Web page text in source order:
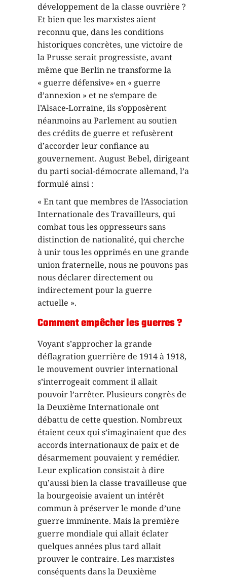
développement de la classe ouvrière ?
Et bien que les marxistes aient
reconnu que, dans les conditions
historiques concrètes, une victoire de
la Prusse serait progressiste, avant
même que Berlin ne transforme la
« guerre défensive» en « guerre
d’annexion » et ne s’empare de
l’Alsace-Lorraine, ils s’opposèrent
néanmoins au Parlement au soutien
des crédits de guerre et refusèrent
d’accorder leur confiance au
gouvernement. August Bebel, dirigeant
du parti social-démocrate allemand, l’a
formulé ainsi :
« En tant que membres de l’Association
Internationale des Travailleurs, qui
combat tous les oppresseurs sans
distinction de nationalité, qui cherche
à unir tous les opprimés en une grande
union fraternelle, nous ne pouvons pas
nous déclarer directement ou
indirectement pour la guerre
actuelle ».
Comment empêcher les guerres ?
Voyant s’approcher la grande
déflagration guerrière de 1914 à 1918,
le mouvement ouvrier international
s’interrogeait comment il allait
pouvoir l’arrêter. Plusieurs congrès de
la Deuxième Internationale ont
débattu de cette question. Nombreux
étaient ceux qui s’imaginaient que des
accords internationaux de paix et de
désarmement pouvaient y remédier.
Leur explication consistait à dire
qu’aussi bien la classe travailleuse que
la bourgeoisie avaient un intérêt
commun à préserver le monde d’une
guerre imminente. Mais la première
guerre mondiale qui allait éclater
quelques années plus tard allait
prouver le contraire. Les marxistes
conséquents dans la Deuxième